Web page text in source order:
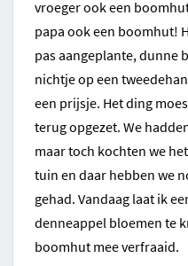
vroeger ook een
papa ook een boomhut!
pas aangeplante, dunne
nichtje op een
een prijsje. Het ding
terug opgezet. We
maar toch kochten we
tuin en daar hebben we
gehad. Vandaag laat ik
denneappel bloemen te
boomhut mee verfraaid.